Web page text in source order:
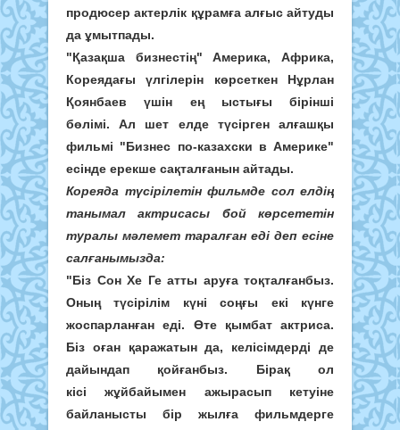
продюсер актерлік құрамға алғыс айтуды
да ұмытпады.
"Қазақша бизнестің" Америка, Африка,
Кореядағы үлгілерін көрсеткен Нұрлан
Қоянбаев үшін ең ыстығы бірінші
бөлімі. Ал шет елде түсірген алғашқы
фильмі "Бизнес по-казахски в Америке"
есінде ерекше сақталғанын айтады.
Кореяда түсірілетін фильмде сол елдің
танымал актрисасы бой көрсететін
туралы мәлемет таралған еді деп есіне
салғанымызда:
"Біз Сон Хе Ге атты аруға тоқталғанбыз.
Оның түсірілім күні соңғы екі күнге
жоспарланған еді. Өте қымбат актриса.
Біз оған қаражатын да, келісімдерді де
дайындап қойғанбыз. Бірақ ол
кісі жұйбайымен ажырасып кетуіне
байланысты бір жылға фильмдерге